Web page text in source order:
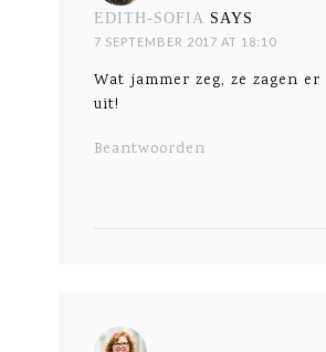
EDITH-SOFIA SAYS
7 SEPTEMBER 2017 AT 18:10
Wat jammer zeg, ze zagen er
uit!
Beantwoorden